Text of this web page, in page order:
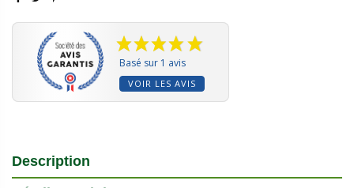
Basé sur 1 avis
VOIR LES AVIS
Description